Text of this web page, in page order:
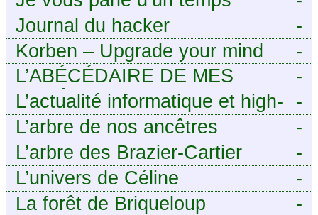
seulement.
aux contreforts des Alpes
-
Journal du hacker
-
Korben – Upgrade your mind
-
L’ABÉCÉDAIRE DE MES
ANCÊTRES – Tout ce que
j’aurais aimé savoir sur ma
famille mais n’ai jamais osé
demander
-
L’actualité informatique et high-
tech pour décideurs IT.
-
L’arbre de nos ancêtres
-
L’arbre des Brazier-Cartier
-
L’univers de Céline
-
La forêt de Briqueloup